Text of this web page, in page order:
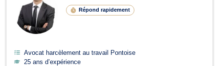
Répond rapidement
Avocat harcèlement au travail Pontoise
25 ans d’expérience